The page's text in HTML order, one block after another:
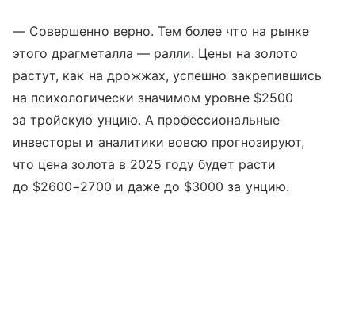
— Совершенно верно. Тем более что на рынке
этого драгметалла — ралли. Цены на золото
растут, как на дрожжах, успешно закрепившись
на психологически значимом уровне $2500
за тройскую унцию. А профессиональные
инвесторы и аналитики вовсю прогнозируют,
что цена золота в 2025 году будет расти
до $2600−2700 и даже до $3000 за унцию.